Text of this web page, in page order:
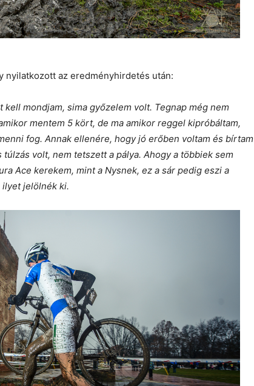
nyilatkozott az eredményhirdetés után:
mondjam, sima győzelem volt. Tegnap még nem
mentem 5 kört, de ma amikor reggel kipróbáltam,
fog. Annak ellenére, hogy jó erőben voltam és bírtam
volt, nem tetszett a pálya. Ahogy a többiek sem
Ace kerekem, mint a Nysnek, ez a sár pedig eszi a
ilyet jelölnék ki.